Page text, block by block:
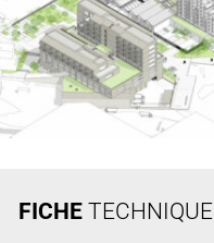
FICHETECHNIQUE